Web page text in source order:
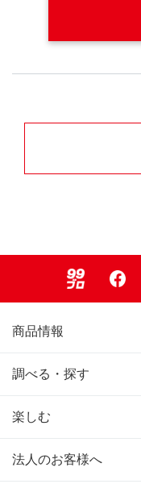
商品情報
調べる・探す
楽しむ
法人のお客様へ